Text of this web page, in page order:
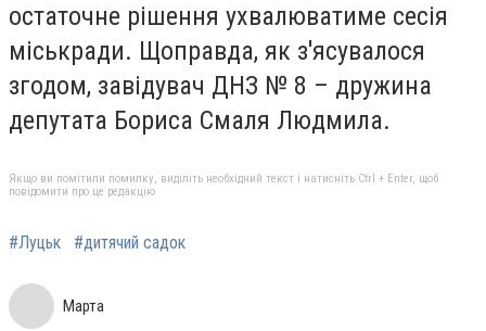
остаточне рішення ухвалюватиме сесія
міськради. Щоправда, як з'ясувалося
згодом, завідувач ДНЗ № 8 – дружина
депутата Бориса Смаля Людмила.
Якщо ви помітили помилку, виділіть необхідний текст і натисніть Ctrl + Enter, щоб
повідомити про це редакцію
#Луцьк #дитячий садок
Марта